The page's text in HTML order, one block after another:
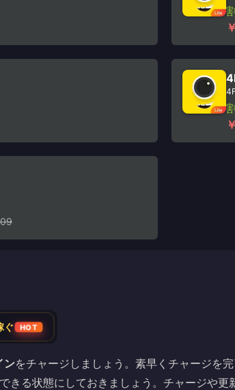
ぐ HOT
ンをチャージしましょう。素早くチャージを
きる状態にしておきましょう。チャージや更